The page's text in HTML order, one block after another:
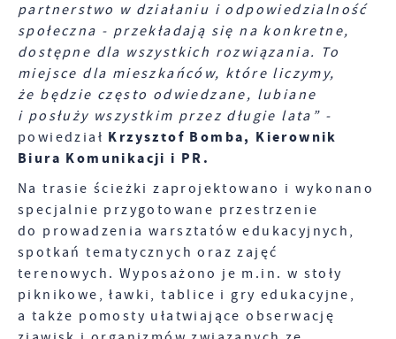
partnerstwo w działaniu i odpowiedzialność
społeczna - przekładają się na konkretne,
dostępne dla wszystkich rozwiązania. To
miejsce dla mieszkańców, które liczymy,
że będzie często odwiedzane, lubiane
i posłuży wszystkim przez długie lata” -
powiedział Krzysztof Bomba, Kierownik
Biura Komunikacji i PR.
Na trasie ścieżki zaprojektowano i wykonano
specjalnie przygotowane przestrzenie
do prowadzenia warsztatów edukacyjnych,
spotkań tematycznych oraz zajęć
terenowych. Wyposażono je m.in. w stoły
piknikowe, ławki, tablice i gry edukacyjne,
a także pomosty ułatwiające obserwację